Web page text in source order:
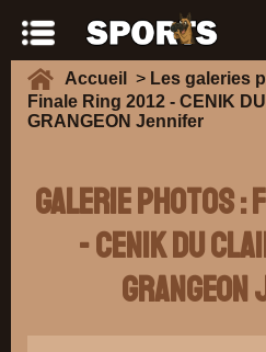
Accueil > Les galeries
Finale Ring 2012 - CENIK
GRANGEON Jennifer
Galerie Photos :
- CENIK DU